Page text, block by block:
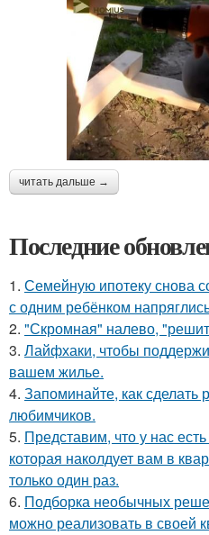
читать дальше →
Последние
1. Семейную ипотеку снова
с одним ребёнком
2. "Скромная" налево,
3. Лайфхаки, чтобы
вашем жилье.
4. Запоминайте, как сделать
любимчиков.
5. Представим, что у нас
которая наколдует вам в
только один раз.
6. Подборка необычных
можно реализовать в своей